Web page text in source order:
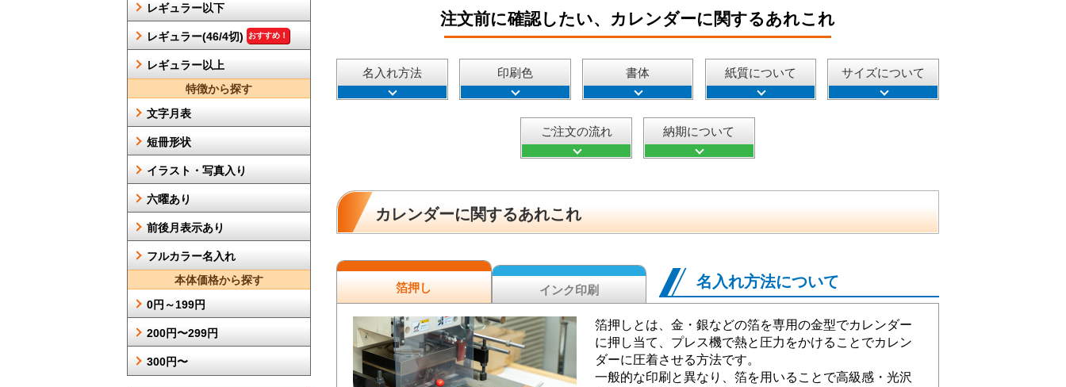
注文前に確認したい、カレンダーに関するあれこれ
名入れ方法 印刷色 書体 紙質について サイズについて
ご注文の流れ 納期について
カレンダーに関するあれこれ
名入れ方法について
箔押し インク印刷
箔押しとは、金・銀などの箔を専用の金型でカレンダー
に押し当て、プレス機で熱と圧力をかけることでカレン
ダーに圧着させる方法です。
一般的な印刷と異なり、箔を用いることで高級感・光沢
レギュラー以下
レギュラー(46/4切) おすすめ！
レギュラー以上
特徴から探す
文字月表
短冊形状
イラスト・写真入り
六曜あり
前後月表示あり
フルカラー名入れ
本体価格から探す
0円～199円
200円〜299円
300円〜